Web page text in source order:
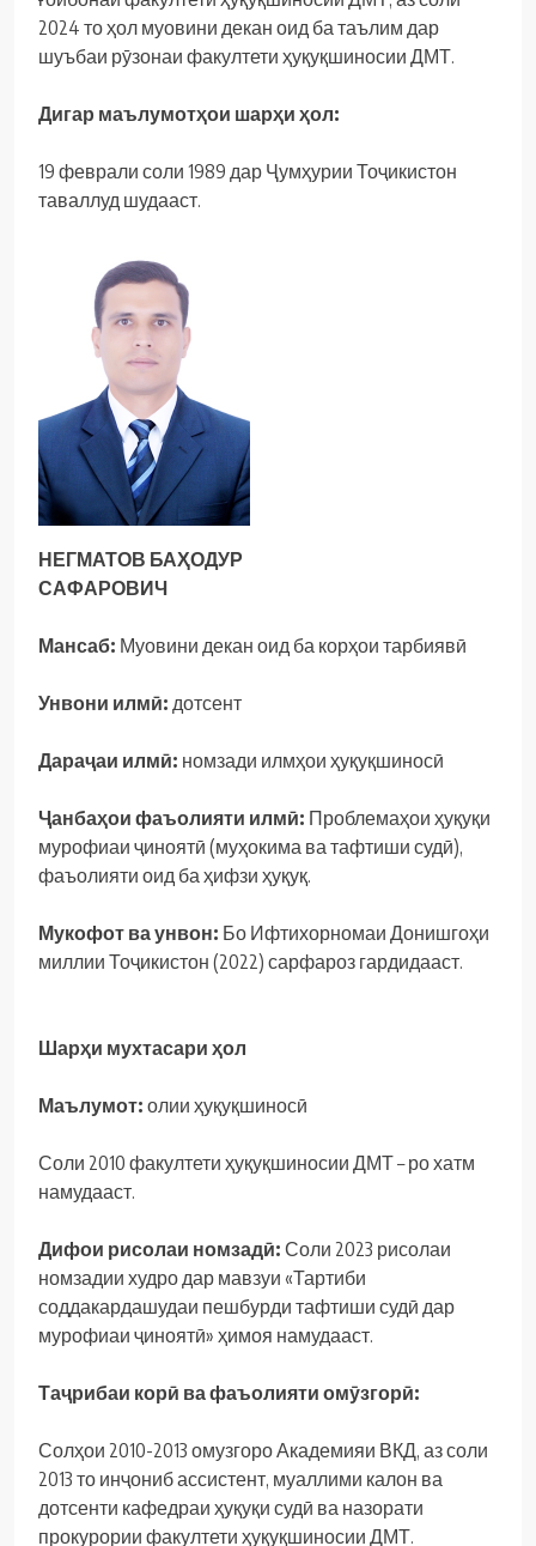
2024 то ҳол муовини декан оид ба таълим дар
шуъбаи рӯзонаи факултети ҳуқуқшиносии ДМТ.
Дигар маълумотҳои шарҳи ҳол:
19 феврали соли 1989 дар Ҷумҳурии Тоҷикистон
таваллуд шудааст.
НЕГМАТОВ БАҲОДУР
САФАРОВИЧ
Мансаб: Муовини декан оид ба корҳои тарбиявӣ
Унвони илмӣ: дотсент
Дараҷаи илмӣ: номзади илмҳои ҳуқуқшиносӣ
Ҷанбаҳои фаъолияти илмӣ: Проблемаҳои ҳуқуқи
мурофиаи ҷиноятӣ (муҳокима ва тафтиши судӣ),
фаъолияти оид ба ҳифзи ҳуқуқ.
Мукофот ва унвон: Бо Ифтихорномаи Донишгоҳи
миллии Тоҷикистон (2022) сарфароз гардидааст.
Шарҳи мухтасари ҳол
Маълумот: олии ҳуқуқшиносӣ
Соли 2010 факултети ҳуқуқшиносии ДМТ – ро хатм
намудааст.
Дифои рисолаи номзадӣ: Соли 2023 рисолаи
номзадии худро дар мавзуи «Тартиби
соддакардашудаи пешбурди тафтиши судӣ дар
мурофиаи ҷиноятӣ» ҳимоя намудааст.
Таҷрибаи корӣ вафаъолияти омӯзгорӣ:
Солҳои 2010-2013 омузгоро Академияи ВКД, аз соли
2013 то инҷониб ассистент, муаллими калон ва
дотсенти кафедраи ҳуқуқи судӣ ва назорати
прокурории факултети ҳуқуқшиносии ДМТ.